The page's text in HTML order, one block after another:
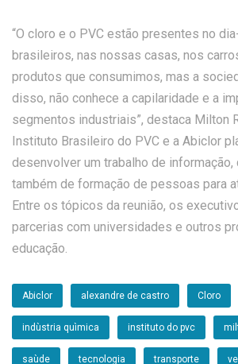
“O cloro e o PVC estão presentes no
brasileiros, nas nossas casas, nos
produtos que consumimos, mas a
disso, não conhece a capilaridade e a
segmentos industriais”, destaca Milton
Instituto Brasileiro do PVC e a Abiclor
desenvolver um trabalho de
também de formação de pessoas para
Entre os tópicos da reunião, os
parcerias com universidades e outros
educação.
Abiclor alexandre de castro Cloro
indùstria quìmica instituto do pvc
saùde tecnologia transporte